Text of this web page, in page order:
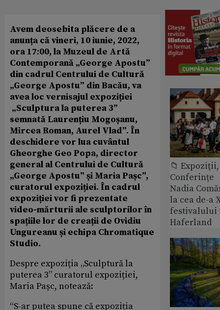
Avem deosebita plăcere de a
anunța că vineri, 10 iunie, 2022,
ora 17:00, la Muzeul de Artă
Contemporană „George Apostu”
din cadrul Centrului de Cultură
„George Apostu” din Bacău, va
avea loc vernisajul expoziției
„Sculptura la puterea 3”
semnată Laurențiu Mogoșanu,
Mircea Roman, Aurel Vlad”. În
deschidere vor lua cuvântul
Gheorghe Geo Popa, director
general al Centrului de Cultură
„George Apostu” și Maria Pașc”,
curatorul expoziției. În cadrul
expoziției vor fi prezentate
video-mărturii ale sculptorilor în
spațiile lor de creații de Ovidiu
Ungureanu și echipa Chromatique
Studio.
Despre expoziția „Sculptură la
puterea 3” curatorul expoziției,
Maria Pașc, notează:
“S-ar putea spune că expoziția
📁
Conferințe
Nadia
la cea de-a
festivalului
Haferland